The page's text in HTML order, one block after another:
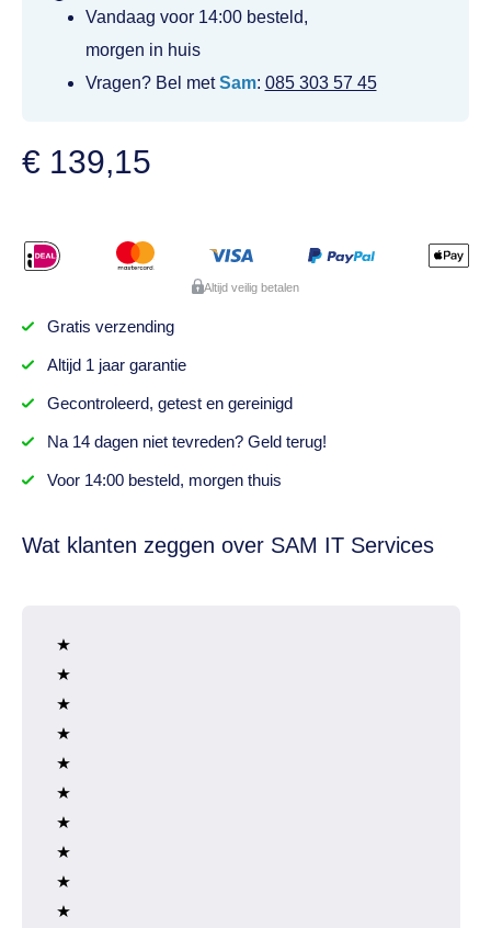
Vandaag voor 14:00 besteld,
morgen in huis
Vragen? Bel metSam: 085 303 57 45
€ 139,15
Altijd veilig betalen
Gratis verzending
Altijd 1 jaargarantie
Gecontroleerd, getesten gereinigd
Na 14 dagenniet tevreden? Geld terug!
Voor 14:00 besteld, morgen thuis
Wat klanten zeggen over SAM IT Services